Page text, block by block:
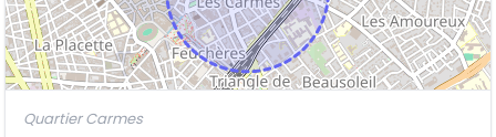
Quartier Carmes